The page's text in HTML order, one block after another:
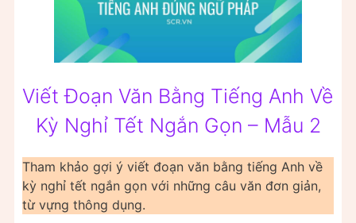
Viết Đoạn Văn Bằng Tiếng Anh Về
Kỳ Nghỉ Tết Ngắn Gọn – Mẫu 2
Tham khảo gợi ý viết đoạn văn bằng tiếng Anh về
kỳ nghỉ tết ngắn gọn với những câu văn đơn giản,
từ vựng thông dụng.